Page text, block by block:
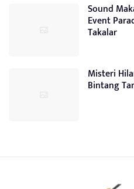
Sound
Event
Takalar
Misteri
Bintang